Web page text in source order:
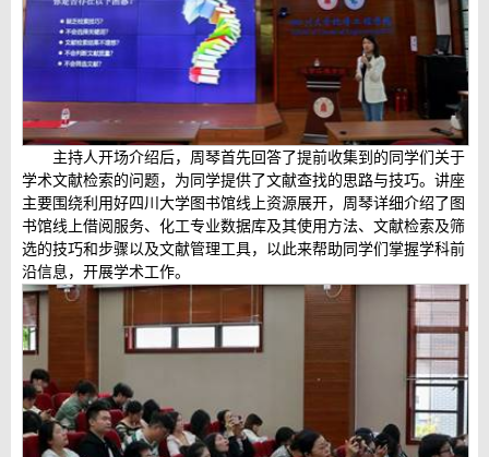
主持人开场介绍后，周琴首先回答了提前收集到的同学们关于
学术文献检索的问题，为同学提供了文献查找的思路与技巧。讲座
主要围绕利用好四川大学图书馆线上资源展开，周琴详细介绍了图
书馆线上借阅服务、化工专业数据库及其使用方法、文献检索及筛
选的技巧和步骤以及文献管理工具，以此来帮助同学们掌握学科前
沿信息，开展学术工作。